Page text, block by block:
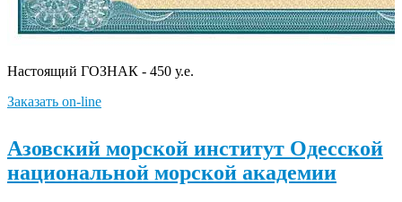
Настоящий ГОЗНАК - 450 у.е.
Заказать on-line
Азовский морской институт Одесской
национальной морской академии